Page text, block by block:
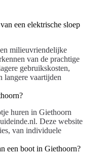
een elektrische sloep
milieuvriendelijke
van de prachtige
gebruikskosten,
langere vaartijden
huren in Giethoorn
Deze website
van individuele
een boot in Giethoorn?